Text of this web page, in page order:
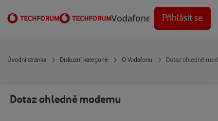
Vodafone Techforum
Přihlásit se
Úvodní stránka Diskuzní kategorie O Vodafonu Dotaz ohledně
Dotaz ohledně modemu